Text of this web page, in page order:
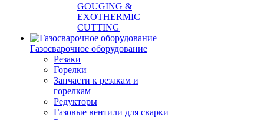
GOUGING &
EXOTHERMIC
CUTTING
Газосварочное оборудование
Резаки
Горелки
Запчасти к резакам и
горелкам
Редукторы
Газовые вентили для сварки